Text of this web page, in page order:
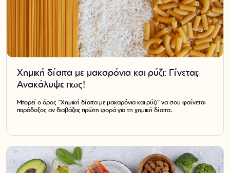
Χημική δίαιτα με μακαρόνια και ρύζι: Γίνεται;
Ανακάλυψε πως!
Μπορεί ο όρος “Χημική δίαιτα με μακαρόνια και ρύζι” να σου φαίνεται
παράδοξος αν διαβάζεις πρώτη φορά για τη χημική δίαιτα.